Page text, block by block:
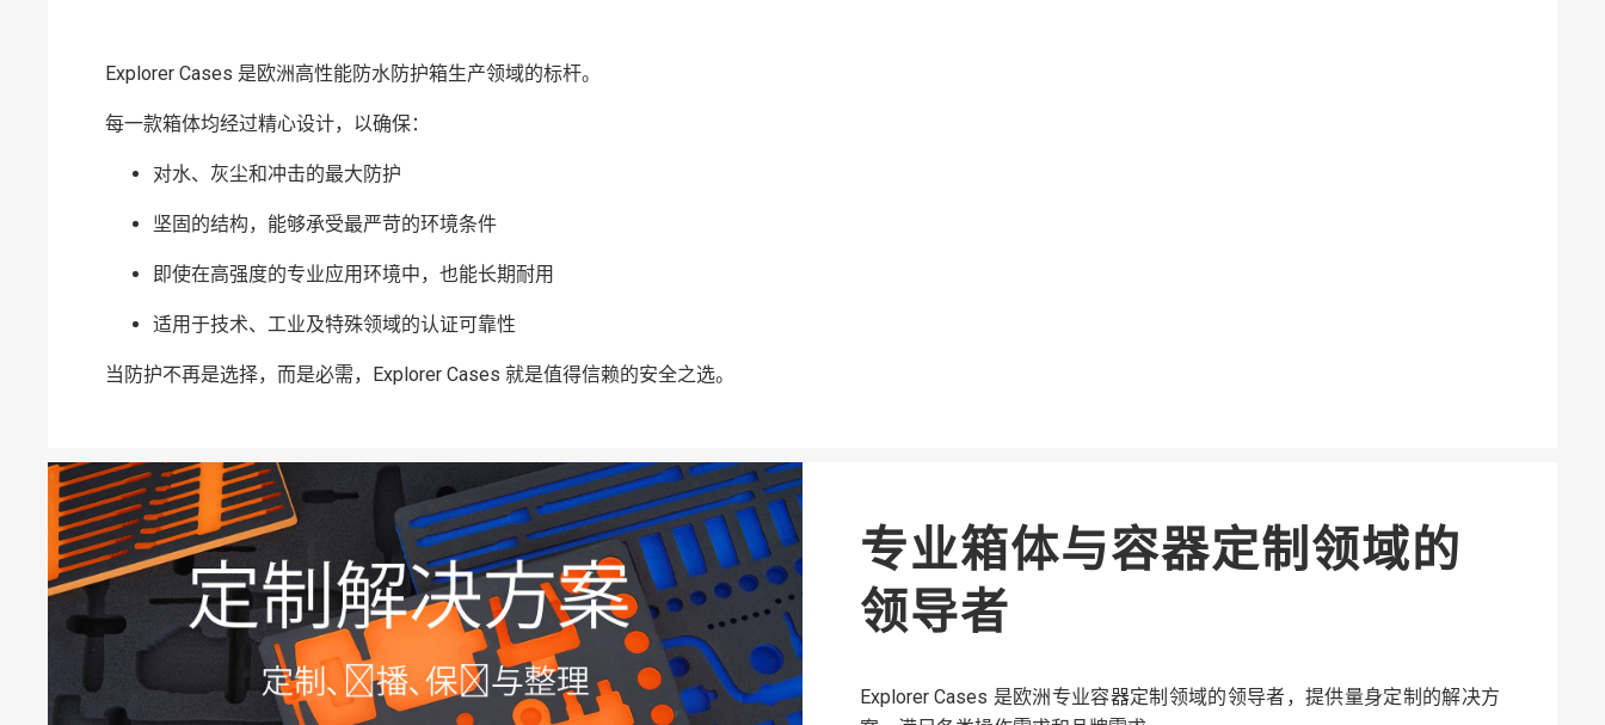
Explorer Cases 是欧洲高性能防水防护箱生产领域的标杆。
每一款箱体均经过精心设计，以确保：
对水、灰尘和冲击的最大防护
坚固的结构，能够承受最严苛的环境条件
即使在高强度的专业应用环境中，也能长期耐用
适用于技术、工业及特殊领域的认证可靠性
当防护不再是选择，而是必需，Explorer Cases 就是值得信赖的安全之选。
专业箱体与容器定制领域的
领导者
Explorer Cases 是欧洲专业容器定制领域的领导者，提供量身定制的解决方